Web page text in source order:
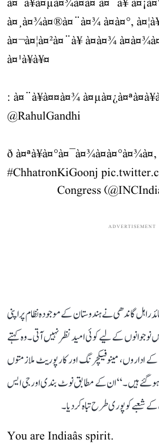
à¤¯à¥à¤µà¤¾à¤à¤ à¤¨à¥
à¤¸à¤¾à¤®à¤¨à¤¾ à¤à¤°,
à¤¬à¤¦à¤²à¤¨à¥ à¤à¤¾
à¤¹à¥à¥¤
: à¤¨à¥à¤¤à¤¾
@RahulGandhi
ð
#ChhatronKiGoonj
ADVERTISEMENT
گاندھی نے ہندوستان کے موجودہ نظام پر اپنی
کے لیے کوئی امید نظر نہیں آتی۔ وہ کہتے
اداروں، مینوفیکچرنگ اور کارپوریٹ ملازمتوں
گئے ہیں۔‘‘ ان کے مطابق نوٹ بندی اور جی ایس
شعبے کو پوری طرح تباہ کر دیا۔
You are Indiaâs spirit.